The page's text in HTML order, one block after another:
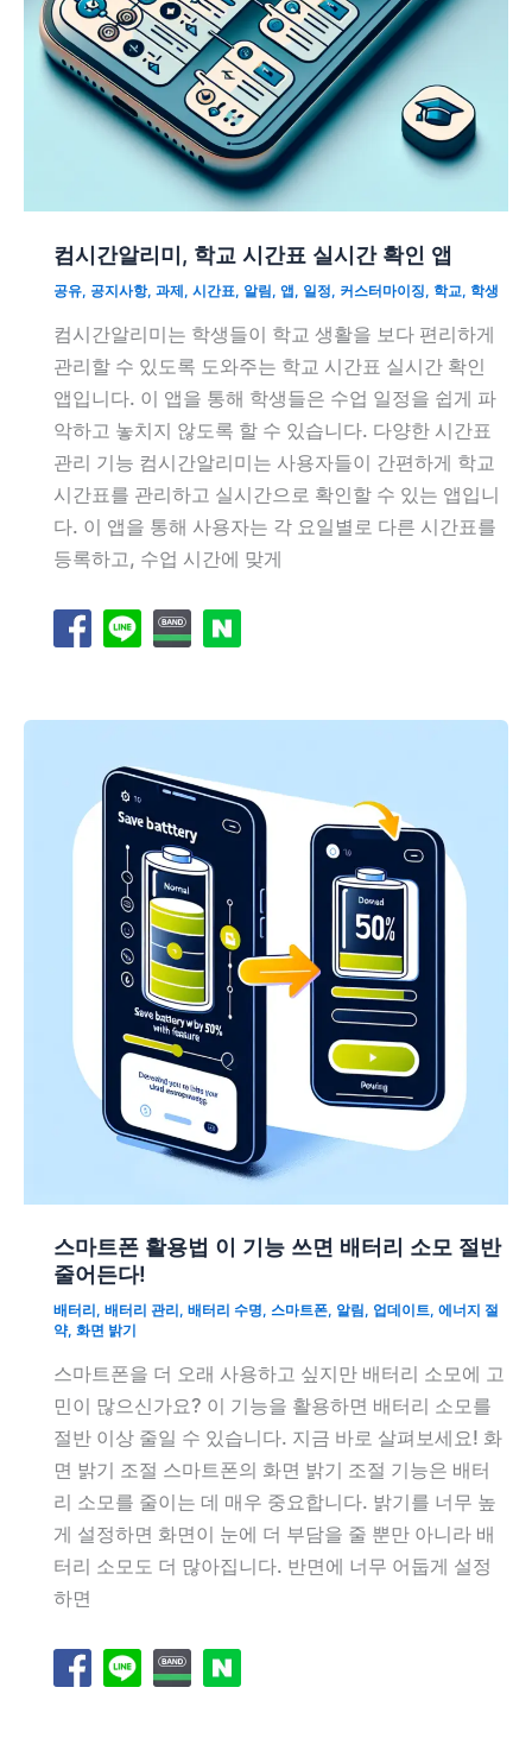
컴시간알리미, 학교 시간표 실시간 확인 앱
공유, 공지사항, 과제, 시간표, 알림, 앱, 일정, 커스터마이징, 학교, 학생
컴시간알리미는 학생들이 학교 생활을 보다 편리하게
관리할 수 있도록 도와주는 학교 시간표 실시간 확인
앱입니다. 이 앱을 통해 학생들은 수업 일정을 쉽게 파
악하고 놓치지 않도록 할 수 있습니다. 다양한 시간표
관리 기능 컴시간알리미는 사용자들이 간편하게 학교
시간표를 관리하고 실시간으로 확인할 수 있는 앱입니
다. 이 앱을 통해 사용자는 각 요일별로 다른 시간표를
등록하고, 수업 시간에 맞게
스마트폰 활용법 이 기능 쓰면 배터리 소모 절반
줄어든다!
배터리 , 배터리 관리 , 배터리 수명, 스마트폰, 알림 , 업데이트, 에너지 절
약, 화면 밝기
스마트폰을 더 오래 사용하고 싶지만 배터리 소모에 고
민이 많으신가요? 이 기능을 활용하면 배터리 소모를
절반 이상 줄일 수 있습니다. 지금 바로 살펴보세요! 화
면 밝기 조절 스마트폰의 화면 밝기 조절 기능은 배터
리 소모를 줄이는 데 매우 중요합니다. 밝기를 너무 높
게 설정하면 화면이 눈에 더 부담을 줄 뿐만 아니라 배
터리 소모도 더 많아집니다. 반면에 너무 어둡게 설정
하면